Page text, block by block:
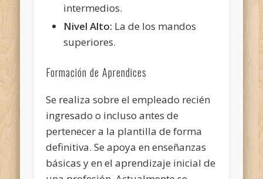
intermedios.
Nivel Alto: La de los mandos
superiores.
Formación de Aprendices
Se realiza sobre el empleado recién
ingresado o incluso antes de
pertenecer a la plantilla de forma
definitiva. Se apoya en enseñanzas
básicas y en el aprendizaje inicial de